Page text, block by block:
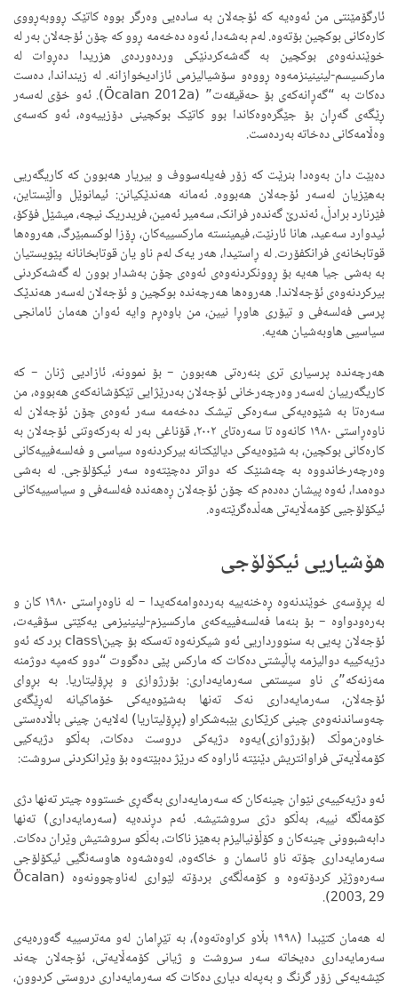
ئارگۆمێنتی من ئەوەیە کە ئۆجەلان بە سادەیی وەرگر بووە کاتێک ڕووبەڕووی
کارەکانی بوکچین بۆتەوە. لەم بەشەدا، ئەوە دەخەمە ڕوو کە چۆن ئۆجەلان بەر لە
خوێندنەوەی بوکچین بە گەشەکردنێکی وردەوردەی هزریدا دەڕوات لە
مارکسیسم-لینینینزمەوە ڕووەو سۆشیالیزمی ئازادیخوازانە. لە زینداندا، دەست
دەکات بە “گەڕانەکەی بۆ حەقیقەت” (Öcalan 2012a). ئەو خۆی لەسەر
ڕێگەی گەڕان بۆ جێگرەوەکاندا بوو کاتێک بوکچینی دۆزییەوە، ئەو کەسەی
وەڵامەکانی دەخاتە بەردەست.
دەبێت دان بەوەدا بنرێت کە زۆر فەیلەسووف و بیریار هەبوون کە کاریگەریی
بەهێزیان لەسەر ئۆجەلان هەبووە. ئەمانە هەندێکیانن: ئیمانوێل واڵێستاین،
فێرنارد برادڵ، ئەندرێ گەندەر فرانک، سەمیر ئەمین، فریدریک نیچە، میشێل فۆکۆ،
ئیدوارد سەعید، هانا ئارنێت، فیمینستە مارکسییەکان، ڕۆزا لوکسمبێرگ، هەروەها
قوتابخانەی فرانکفۆرت. لە ڕاستیدا، هەر یەک لەم ناو یان قوتابخانانە پێویستیان
بە بەشی جیا هەیە بۆ ڕوونکردنەوەی ئەوەی چۆن بەشدار بوون لە گەشەکردنی
بیرکردنەوەی ئۆجەلاندا. هەروەها هەرچەندە بوکچین و ئۆجەلان لەسەر هەندێک
پرسی فەلسەفی و تیۆری هاوڕا نیین، من باوەڕم وایە ئەوان هەمان ئامانجی
سیاسیی هاوبەشیان هەیە.
هەرچەندە پرسیاری تری بنەرەتی هەبوون – بۆ نموونە، ئازادیی ژنان – کە
کاریگەرییان لەسەر وەرچەرخانی ئۆجەلان بەدرێژایی تێکۆشانەکەی هەبووە، من
سەرەتا بە شێوەیەکی سەرەکی تیشک دەخەمە سەر ئەوەی چۆن ئۆجەلان لە
ناوەڕاستی ١٩٨٠ کانەوە تا سەرەتای ٢٠٠٢، قۆناغی بەر لە بەرکەوتنی ئۆجەلان بە
کارەکانی بوکچین، بە شێوەیەکی دیالێکتانە بیرکردنەوە سیاسی و فەلسەفییەکانی
وەرچەرخاندووە بە چەشنێک کە دواتر دەچێتەوە سەر ئیکۆلۆجی. لە بەشی
دوەمدا، ئەوە پیشان دەدەم کە چۆن ئۆجەلان ڕەهەندە فەلسەفی و سیاسییەکانی
ئیکۆلۆجیی کۆمەڵایەتی هەڵدەگرێتەوە.
هۆشیاریی ئیکۆلۆجی
لە پڕۆسەی خوێندنەوە ڕەخنەییە بەردەوامەکەیدا – لە ناوەڕاستی ١٩٨٠ کان و
بەرەودواوە – بۆ بنەما فەلسەفییەکەی مارکسیزم-لینینیزمی یەکێتی سۆڤیەت،
ئۆجەلان پەیی بە سنوورداریی ئەو شیکرنەوە تەسکە بۆ چین\class برد کە ئەو
دژیەکییە دوالیزمە پاڵپشتی دەکات کە مارکس پێی دەگووت “دوو کەمپە دوژمنە
مەزنەکە”ی ناو سیستمی سەرمایەداری: بۆرژوازی و پڕۆلیتاریا. بە بڕوای
ئۆجەلان، سەرمایەداری نەک تەنها بەشێوەیەکی خۆماکیانە لەڕێگەی
چەوساندنەوەی چینی کرێکاری بێبەشکراو (پڕۆلیتاریا) لەلایەن چینی باڵادەستی
خاوەن‌موڵک (بۆرژوازی)یەوە دژیەکی دروست دەکات، بەڵکو دژیەکیی
کۆمەڵایەتی فراوانتریش دێنێتە ئاراوە کە درێژ دەبێتەوە بۆ وێرانکردنی سروشت:
ئەو دژیەکییەی نێوان چینەکان کە سەرمایەداری بەگەڕی خستووە چیتر تەنها دژی
کۆمەڵگە نییە، بەڵکو دژی سروشتیشە. ئەم دڕندەیە (سەرمایەداری) تەنها
دابەشبوونی چینەکان و کۆڵۆنیالیزم بەهێز ناکات، بەڵکو سروشتیش وێران دەکات.
سەرمایەداری چۆتە ناو ئاسمان و خاکەوە، لەوەشەوە هاوسەنگیی ئیکۆلۆجی
سەرەوژێر کردۆتەوە و کۆمەڵگەی بردۆتە لێواری لەناوچوونەوە (Öcalan
2003, 29).
لە هەمان کتێبدا (١٩٩٨ بڵاو کراوەتەوە)، بە تێڕامان لەو مەترسییە گەورەیەی
سەرمایەداری دەیخاتە سەر سروشت و ژیانی کۆمەڵایەتی، ئۆجەلان چەند
کێشەیەکی زۆر گرنگ و بەپەلە دیاری دەکات کە سەرمایەداری دروستی کردوون،